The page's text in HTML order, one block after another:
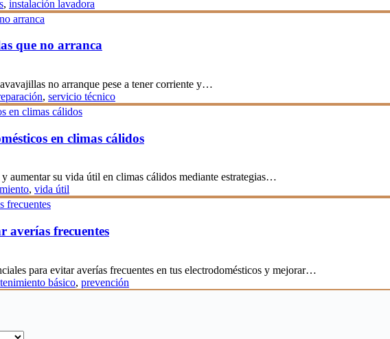
, instalación lavadora
que no arranca
no arranque pese a tener corriente y…
, servicio técnico
en climas cálidos
aumentar su vida útil en climas cálidos mediante estrategias…
, vida útil
averías frecuentes
para evitar averías frecuentes en tus electrodomésticos y mejorar…
básico, prevención